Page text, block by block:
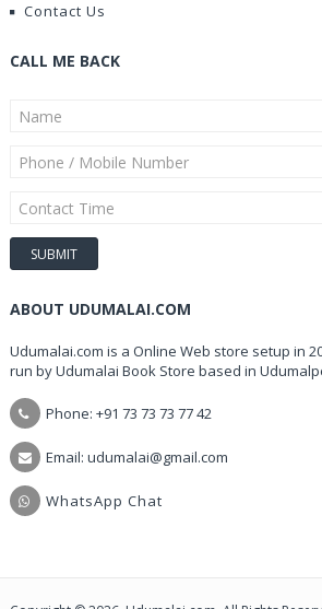
Contact Us
CALL ME BACK
ABOUT UDUMALAI.COM
Udumalai.com is a Online Web store setup in
run by Udumalai Book Store based in
Phone: +91 73 73 73 77 42
Email: udumalai@gmail.com
WhatsApp Chat